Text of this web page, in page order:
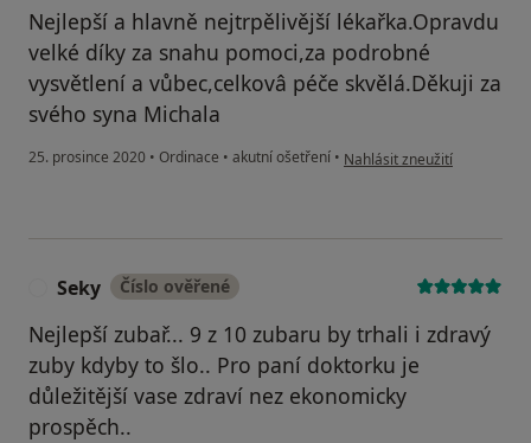
Nejlepší a hlavně nejtrpělivější lékařka.Opravdu
velké díky za snahu pomoci,za podrobné
vysvětlení a vůbec,celkovâ péče skvělá.Děkuji za
svého syna Michala
25. prosince 2020 • Ordinace • akutní ošetření • podle názoru uživatele
Nahlásit zneužití
Seky Číslo ověřené
Nejlepší zubař... 9 z 10 zubaru by trhali i zdravý
zuby kdyby to šlo.. Pro paní doktorku je
důležitější vase zdraví nez ekonomicky
prospěch..